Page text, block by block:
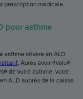
prescription médicale.
pour asthme
asthme sévère en ALD
. Après avoir évalué
de votre asthme, votre
ALD auprès de la caisse